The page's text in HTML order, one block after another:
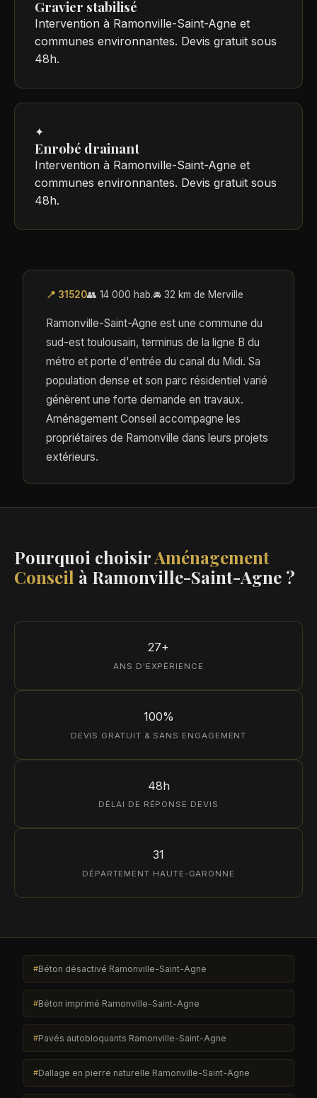
Gravier stabilisé
Intervention à Ramonville-Saint-Agne et
communes environnantes. Devis gratuit sous
48h.
✦
Enrobé drainant
Intervention à Ramonville-Saint-Agne et
communes environnantes. Devis gratuit sous
48h.
📍 31520👥 14 000 hab.🚘 32 km de Merville
Ramonville-Saint-Agne est une commune du
sud-est toulousain, terminus de la ligne B du
métro et porte d'entrée du canal du Midi. Sa
population dense et son parc résidentiel varié
génèrent une forte demande en travaux.
Aménagement Conseil accompagne les
propriétaires de Ramonville dans leurs projets
extérieurs.
Pourquoi choisirAménagement
Conseil à Ramonville-Saint-Agne ?
27+
ANS D'EXPÉRIENCE
100%
DEVIS GRATUIT & SANS ENGAGEMENT
48h
DÉLAI DE RÉPONSE DEVIS
31
DÉPARTEMENT HAUTE-GARONNE
Béton désactivé Ramonville-Saint-Agne
Béton imprimé Ramonville-Saint-Agne
Pavés autobloquants Ramonville-Saint-Agne
Dallage en pierre naturelle Ramonville-Saint-Agne